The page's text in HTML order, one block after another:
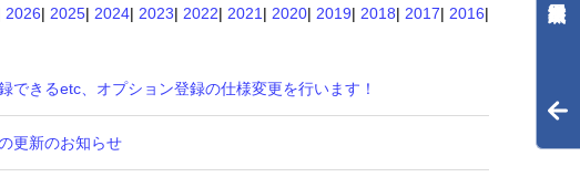
2026| 2025| 2024| 2023| 2022| 2021 | 2020| 2019| 2018| 2017| 2016|
できるetc、オプション登録の仕様変更を行います！
更新のお知らせ